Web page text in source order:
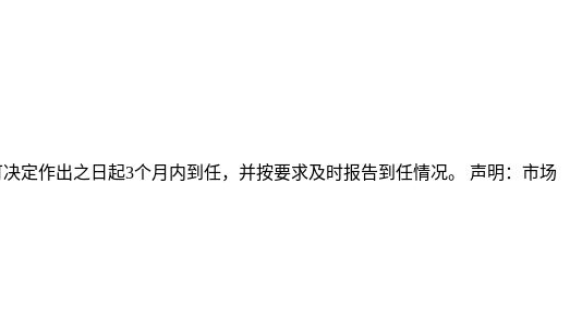
定作出之日起3个月内到任，并按要求及时报告到任情况。 声明：市场